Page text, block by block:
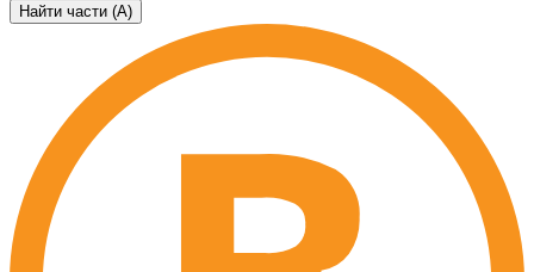
Найти части (А)